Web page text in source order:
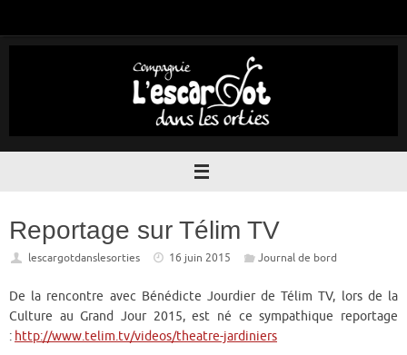
Reportage sur Télim TV
lescargotdanslesorties 16 juin 2015 Journal de bord
De la rencontre avec Bénédicte Jourdier de Télim TV, lors de la
Culture au Grand Jour 2015, est né ce sympathique reportage
: http://www.telim.tv/videos/theatre-jardiniers